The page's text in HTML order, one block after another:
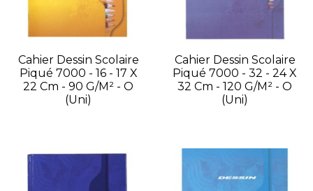
Cahier Dessin Scolaire
Piqué 7000 - 16 - 17 X
22 Cm - 90 G/m² - O
(uni)
Cahier Dessin Scolaire
Piqué 7000 - 32 - 24 X
32 Cm - 120 G/m² - O
(uni)